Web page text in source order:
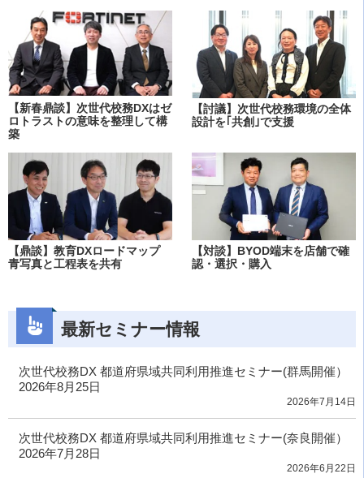
【新春鼎談】次世代校務DXはゼ
ロトラストの意味を整理して構
築
【討議】次世代校務環境の全体
設計を｢共創｣で支援
【鼎談】教育DXロードマップ
青写真と工程表を共有
【対談】BYOD端末を店舗で確
認・選択・購入
最新セミナー情報
次世代校務DX 都道府県域共同利用推進セミナー(群馬開催）
2026年8月25日
2026年7月14日
次世代校務DX 都道府県域共同利用推進セミナー(奈良開催）
2026年7月28日
2026年6月22日